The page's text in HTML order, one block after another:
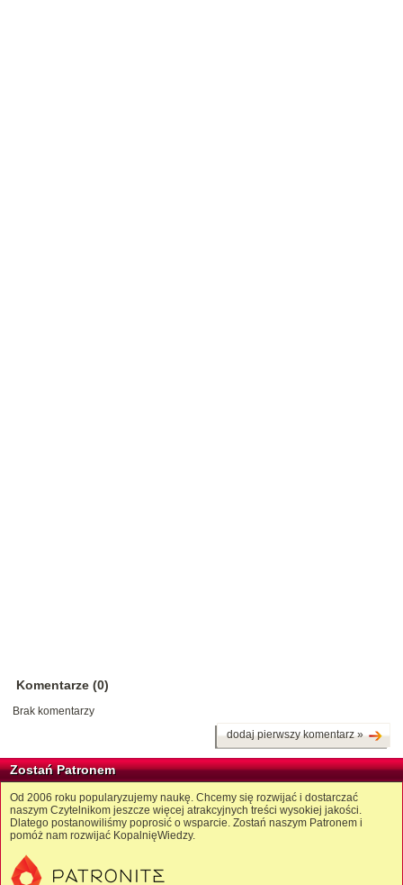
Komentarze (0)
Brak komentarzy
dodaj pierwszy komentarz »
Zostań Patronem
Od 2006 roku popularyzujemy naukę. Chcemy się rozwijać i dostarczać
naszym Czytelnikom jeszcze więcej atrakcyjnych treści wysokiej jakości.
Dlatego postanowiliśmy poprosić o wsparcie. Zostań naszym Patronem i
pomóż nam rozwijać KopalnięWiedzy.